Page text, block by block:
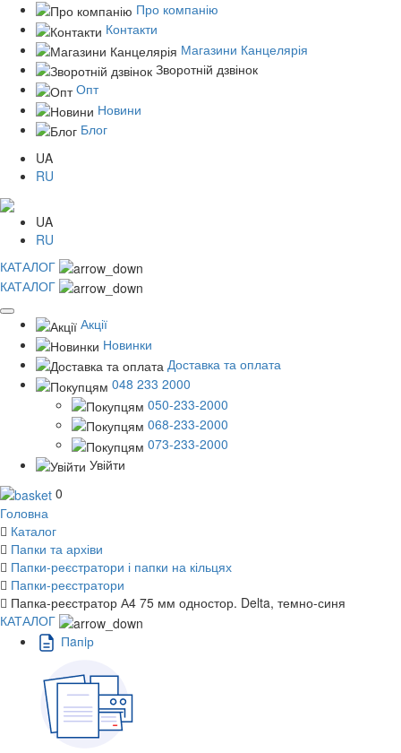
Про компанію
Контакти
Магазини Канцелярія
Зворотній дзвінок
Опт
Новини
Блог
UA
RU
UA
RU
КАТАЛОГ
КАТАЛОГ
Акції
Новинки
Доставка та оплата
048 233 2000
050-233-2000
068-233-2000
073-233-2000
Увійти
0
Головна
Каталог
Папки та архіви
Папки-реєстратори і папки на кільцях
Папки-реєстратори
Папка-реєстратор А4 75 мм одностор. Delta, темно-синя
КАТАЛОГ
Пaпiр